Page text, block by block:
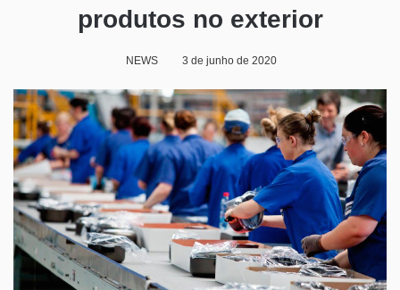
produtos no exterior
NEWS 3 de junho de 2020